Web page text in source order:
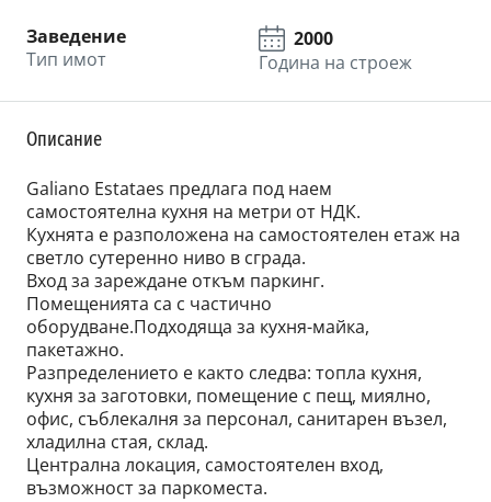
Заведение
Тип имот
2000
Година на строеж
Описание
Galiano Estataes предлага под наем
самостоятелна кухня на метри от НДК.
Кухнята е разположена на самостоятелен етаж на
светло сутеренно ниво в сграда.
Вход за зареждане откъм паркинг.
Помещенията са с частично
оборудване.Подходяща за кухня-майка,
пакетажно.
Разпределението е както следва: топла кухня,
кухня за заготовки, помещение с пещ, миялно,
офис, съблекалня за персонал, санитарен възел,
хладилна стая, склад.
Централна локация, самостоятелен вход,
възможност за паркоместа.